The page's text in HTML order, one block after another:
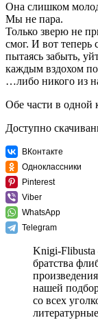
Она слишком
Мы не пара.
Только зверю не
смог. И вот теперь
пытаясь забыть,
каждым вздохом
…либо никого из
Обе части в одной
Доступно
ВКонтакте
Одноклассники
Pinterest
Viber
WhatsApp
Telegram
Knigi-Flibusta
братства
нашей
со всех